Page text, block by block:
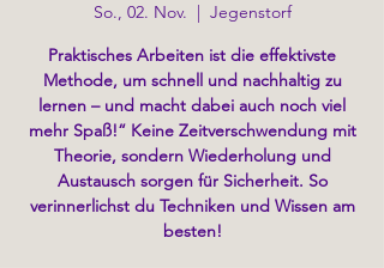
So., 02. Nov.
  |
Jegenstorf
Praktisches Arbeiten ist die effektivste
Methode, um schnell und nachhaltig zu
lernen – und macht dabei auch noch viel
mehr Spaß!“ Keine Zeitverschwendung mit
Theorie, sondern Wiederholung und
Austausch sorgen für Sicherheit. So
verinnerlichst du Techniken und Wissen am
besten!